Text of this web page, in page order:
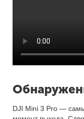
DJI Mini 3 Pro —